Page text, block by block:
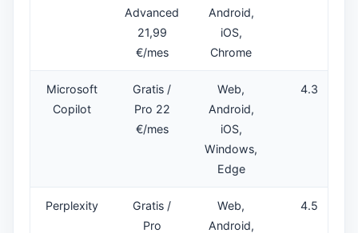
Advanced
21,99
€/mes
Android,
iOS,
Chrome
Microsoft
Copilot
Gratis /
Pro 22
€/mes
Web,
Android,
iOS,
Windows,
Edge
4.3
Perplexity
Gratis /
Pro
Web,
Android,
4.5